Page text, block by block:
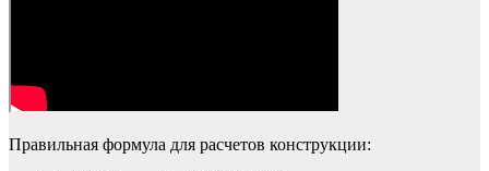
Правильная формула для расчетов конструкции: